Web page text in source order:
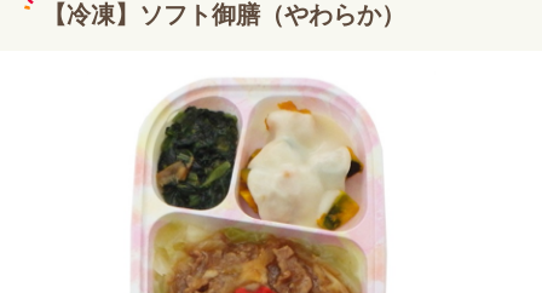
【冷凍】ソフト御膳（やわらか）